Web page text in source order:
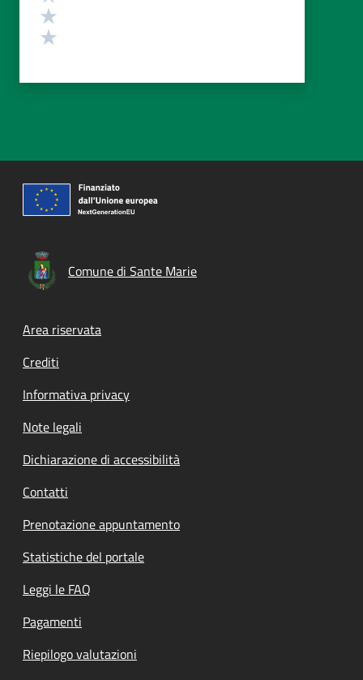
Comune di Sante Marie
Footer menu
Area riservata
Crediti
Informativa privacy
Note legali
Dichiarazione di accessibilità
Contatti
Prenotazione appuntamento
Statistiche del portale
Leggi le FAQ
Pagamenti
Riepilogo valutazioni